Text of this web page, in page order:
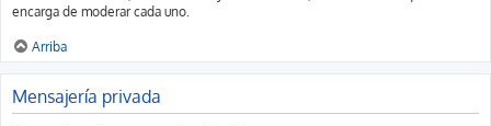
encarga de moderar cada uno.
Arriba
Mensajería privada